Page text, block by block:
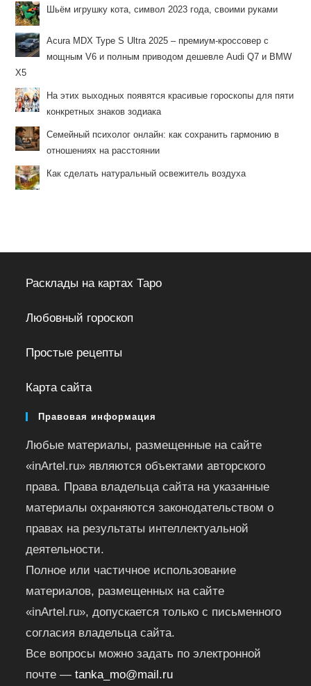
Шьём игрушку кота, символ 2023 года, своими руками
Acura MDX Type S Ultra 2025 – премиум-кроссовер с
мощным V6 и полным приводом дешевле Audi Q7 и BMW
X5
На этих выходных появятся красивые гороскопы для пяти
конкретных знаков зодиака
Семейный психолог онлайн: как сохранить гармонию в
отношениях на расстоянии
Как сделать натуральный освежитель воздуха
Расклады на картах Таро
Любовный гороскоп
Простые рецепты
Карта сайта
Правовая информация
Любые материалы, размещенные на сайте
«inArtel.ru» являются объектами авторского
права. Права владельца сайта на указанные
материалы охраняются законодательством о
правах на результаты интеллектуальной
деятельности.
Полное или частичное использование
материалов, размещенных на сайте
«inArtel.ru», допускается только с письменного
согласия владельца сайта.
Все вопросы можно задать по электронной
почте —tanka_mo@mail.ru